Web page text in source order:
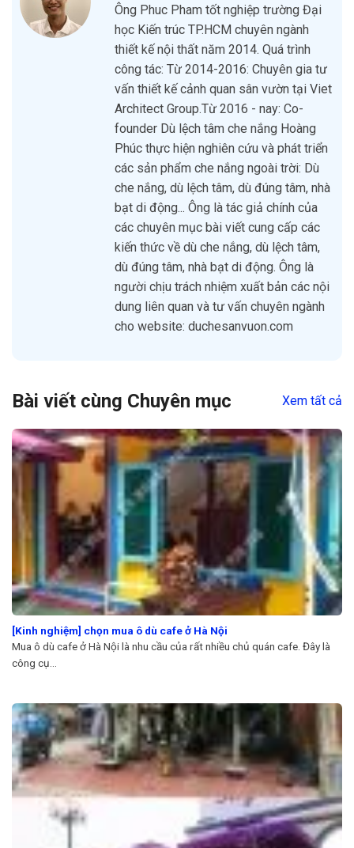
Ông Phuc Pham tốt nghiệp trường Đại
học Kiến trúc TP.HCM chuyên ngành
thiết kế nội thất năm 2014. Quá trình
công tác: Từ 2014-2016: Chuyên gia tư
vấn thiết kế cảnh quan sân vườn tại Viet
Architect Group.Từ 2016 - nay: Co-
founder Dù lệch tâm che nắng Hoàng
Phúc thực hiện nghiên cứu và phát triển
các sản phẩm che nắng ngoài trời: Dù
che nắng, dù lệch tâm, dù đúng tâm, nhà
bạt di động... Ông là tác giả chính của
các chuyên mục bài viết cung cấp các
kiến thức về dù che nắng, dù lệch tâm,
dù đúng tâm, nhà bạt di động. Ông là
người chịu trách nhiệm xuất bản các nội
dung liên quan và tư vấn chuyên ngành
cho website: duchesanvuon.com
Bài viết cùng Chuyên mục Xem tất cả
[Kinh nghiệm] chọn mua ô dù cafe ở Hà Nội
Mua ô dù cafe ở Hà Nội là nhu cầu của rất nhiều chủ quán cafe. Đây là
công cụ...